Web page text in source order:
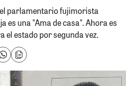
parlamentario fujimorista
es una "Ama de casa". Ahora es
el estado por segunda vez.